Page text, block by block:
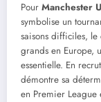
Pour Manchester
symbolise un
saisons difficiles,
grands en Europe,
essentielle. En
démontre sa
en Premier League